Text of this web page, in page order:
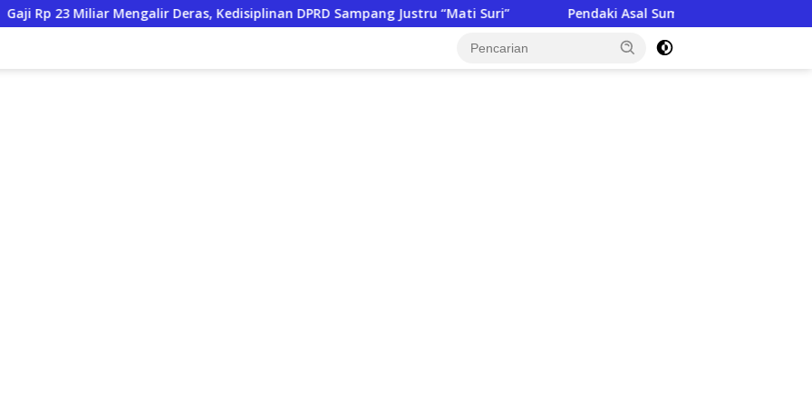
Mengalir Deras, Kedisiplinan DPRD Sampang Justru “Mati Suri” Pendaki Asal Sumenep Meninggal di Gunung